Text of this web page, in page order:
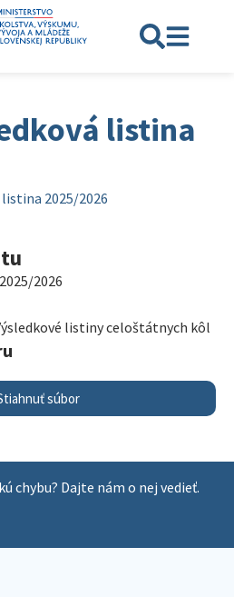
listina
listina 2025/2026
2026
listiny celoštátnych kôl
súbor
chybu? Dajte nám o nej vedieť.